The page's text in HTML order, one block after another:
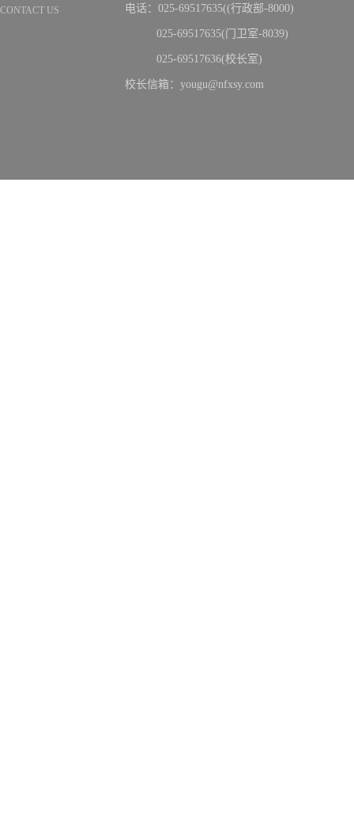
CONTACT US 电话：025-69517635((行政部-8000)
025-69517635(门卫室-8039)
025-69517636(校长室)
校长信箱：yougu@nfxsy.com